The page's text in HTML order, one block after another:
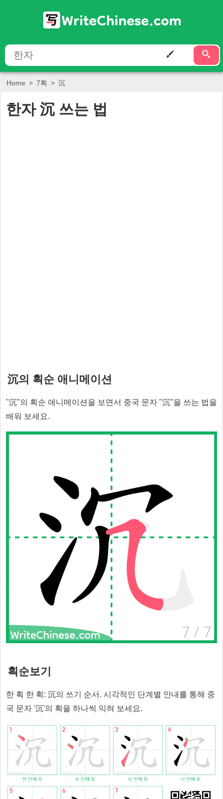
Home > 7획 > 沉
한자 沉 쓰는 법
沉의 획순 애니메이션
"沉"의 획순 애니메이션을 보면서 중국 문자 "沉"을 쓰는 법을
배워 보세요.
획순보기
한 획 한 획: 沉의 쓰기 순서. 시각적인 단계별 안내를 통해 중
국 문자 '沉'의 획을 하나씩 익혀 보세요.